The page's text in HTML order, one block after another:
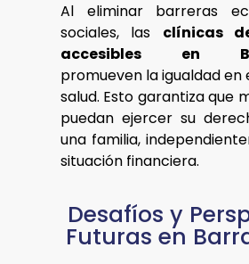
Al eliminar barreras
sociales, las clínicas
accesibles en
promueven la igualdad en
salud. Esto garantiza que
puedan ejercer su
una familia,
situación financiera.
Desafíos y
Futuras en